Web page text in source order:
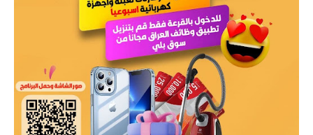
ملازم دراسية
المرحلة الابتدائية
المرحلة المتوسطة
المرحلة الاعدادية